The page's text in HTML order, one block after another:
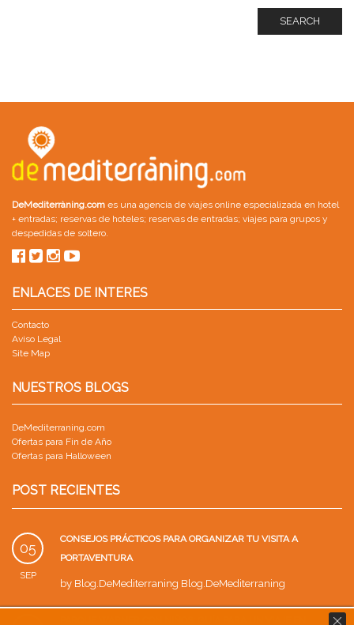
SEARCH
DeMediterràning.com es una agencia de viajes online especializada en hotel
+ entradas; reservas de hoteles; reservas de entradas; viajes para grupos y
despedidas de soltero
ENLACES DE INTERES
Contacto
Aviso Legal
Site Map
NUESTROS BLOGS
DeMediterraning.com
Ofertas para Fin de Año
Ofertas para Halloween
POST RECIENTES
05
SEP
CONSEJOS PRÁCTICOS PARA ORGANIZAR TU VISITA A
PORTAVENTURA
by Blog.DeMediterraning Blog.DeMediterraning